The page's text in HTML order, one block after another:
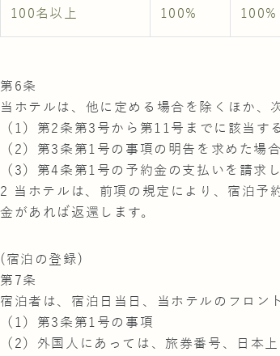
100名以上 100% 100%
第6条
当ホテルは、他に定める場合を除くほか、
（1）第2条第3号から第11号までに該当す
（2）第3条第1号の事項の明告を求めた場
（3）第4条第1号の予約金の支払いを請求
2 当ホテルは、前項の規定により、宿泊予
金があれば返還します。
(宿泊の登録)
第7条
宿泊者は、宿泊日当日、当ホテルのフロン
（1）第3条第1号の事項
（2）外国人にあっては、旅券番号、日本